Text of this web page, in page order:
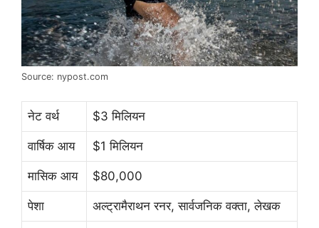
Source: nypost.com
नेट वर्थ $3 मिलियन
वार्षिक आय $1 मिलियन
मासिक आय $80,000
पेशा अल्ट्रामैराथन रनर, सार्वजनिक वक्ता, लेखक